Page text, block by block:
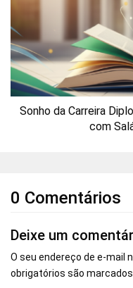
Sonho da Carreira
com
0 Comentários
Deixe um
O seu endereço de e-mail
obrigatórios são